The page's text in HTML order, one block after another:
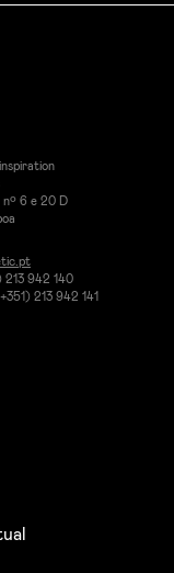
nº 6 e 20 D
213 942 140
213 942 141